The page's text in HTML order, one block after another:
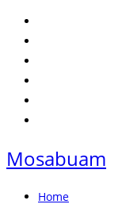
Zum
Inhalt
springen
Mosabuam
Home